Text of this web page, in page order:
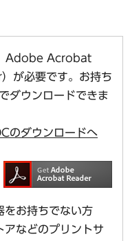
Adobe Acrobat
が必要です。お持ち
ダウンロードできま
ダウンロードへ
をお持ちでない方
アなどのプリントサ